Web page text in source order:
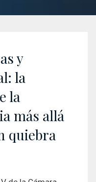
y
la
la
más allá
quiebra